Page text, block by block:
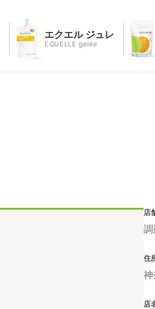
エクエル ジュレ
EQUELLE gelée
店
住
店